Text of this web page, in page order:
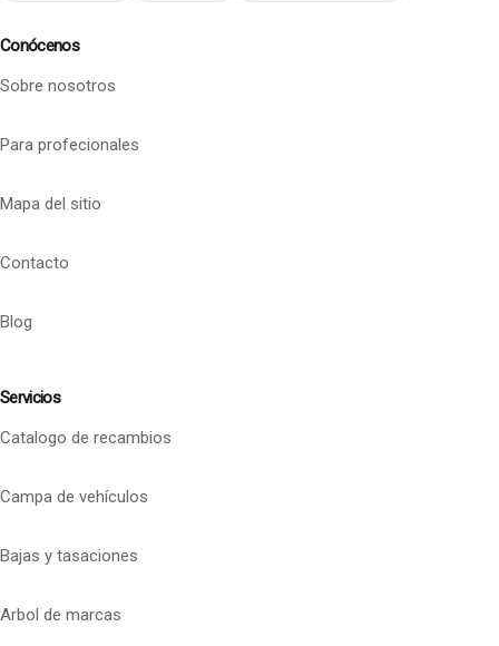
Conócenos
Sobre nosotros
Para profecionales
Mapa del sitio
Contacto
Blog
Servicios
Catalogo de recambios
Campa de vehículos
Bajas y tasaciones
Arbol de marcas